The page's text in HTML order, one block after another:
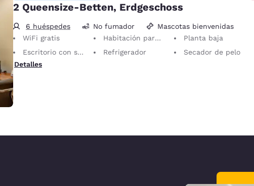
2 Queensize-Betten, Erdgeschoss
6 huéspedes No fumador
Mascotas bienvenidas
WiFi gratis
Habitación para mascotas Se permiten animales de servicio sin cargo.
Planta baja
Escritorio con silla ergonómica
Refrigerador
Secador de pelo
Detalles